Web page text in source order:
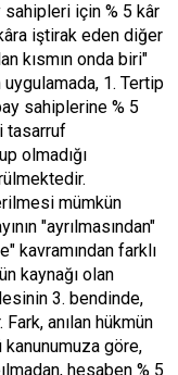
sahipleri için % 5 kâr
iştirak eden diğer
kısmın onda biri"
1. Tertip
sahiplerine % 5
tasarruf
olmadığı
mümkün
"ayrılmasından"
kavramından farklı
kaynağı olan
3. bendinde,
anılan hükmün
kanunumuza göre,
hesaben % 5